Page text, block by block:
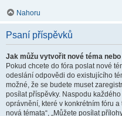
Nahoru
Psaní příspěvků
Jak můžu vytvořit nové téma
Pokud chcete do fóra poslat nové
odeslání odpovědi do existujícího
možné, že se budete muset
posílat příspěvky. Naspodu
oprávnění, které v konkrétním fóru
nová témata“, „Můžete posílat